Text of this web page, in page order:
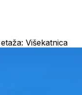
Višekatnica